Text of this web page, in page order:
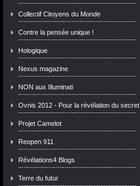
Collectif Citoyens du Monde
Contre la pensée unique !
Hologique
Nexus magazine
NON aux Illuminati
Ovnis 2012 - Pour la révélation du secret
Projet Camelot
Reopen 911
Révélations4 Blogs
Terre du futur